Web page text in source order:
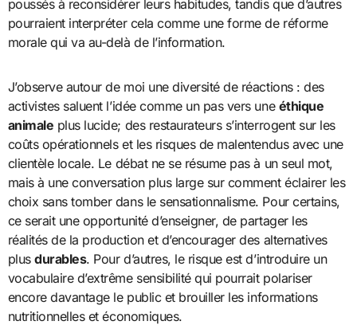
poussés à reconsidérer leurs habitudes, tandis que d’autres
pourraient interpréter cela comme une forme de réforme
morale qui va au-delà de l’information.
J’observe autour de moi une diversité de réactions : des
activistes saluent l’idée comme un pas vers une éthique
animale plus lucide; des restaurateurs s’interrogent sur les
coûts opérationnels et les risques de malentendus avec une
clientèle locale. Le débat ne se résume pas à un seul mot,
mais à une conversation plus large sur comment éclairer les
choix sans tomber dans le sensationnalisme. Pour certains,
ce serait une opportunité d’enseigner, de partager les
réalités de la production et d’encourager des alternatives
plusdurables. Pour d’autres, le risque est d’introduire un
vocabulaire d’extrême sensibilité qui pourrait polariser
encore davantage le public et brouiller les informations
nutritionnelles et économiques.